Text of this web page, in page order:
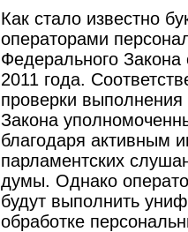
Как стало известно
операторами
Федерального
2011 года.
проверки выполнения
Закона
благодаря активным
парламентских
думы. Однако
будут выполнить
обработке